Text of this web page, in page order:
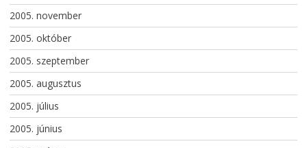
2005. november
2005. október
2005. szeptember
2005. augusztus
2005. július
2005. június